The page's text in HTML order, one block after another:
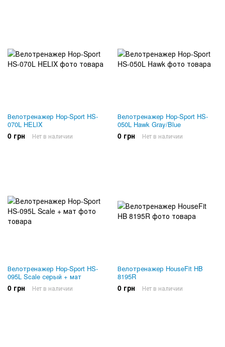
Велотренажер Hop-Sport HS-
070L HELIX
0 грн Нет в наличии
Велотренажер Hop-Sport HS-
050L Hawk Gray/Blue
0 грн Нет в наличии
Велотренажер Hop-Sport HS-
095L Scale серый + мат
0 грн Нет в наличии
Велотренажер HouseFit HB
8195R
0 грн Нет в наличии